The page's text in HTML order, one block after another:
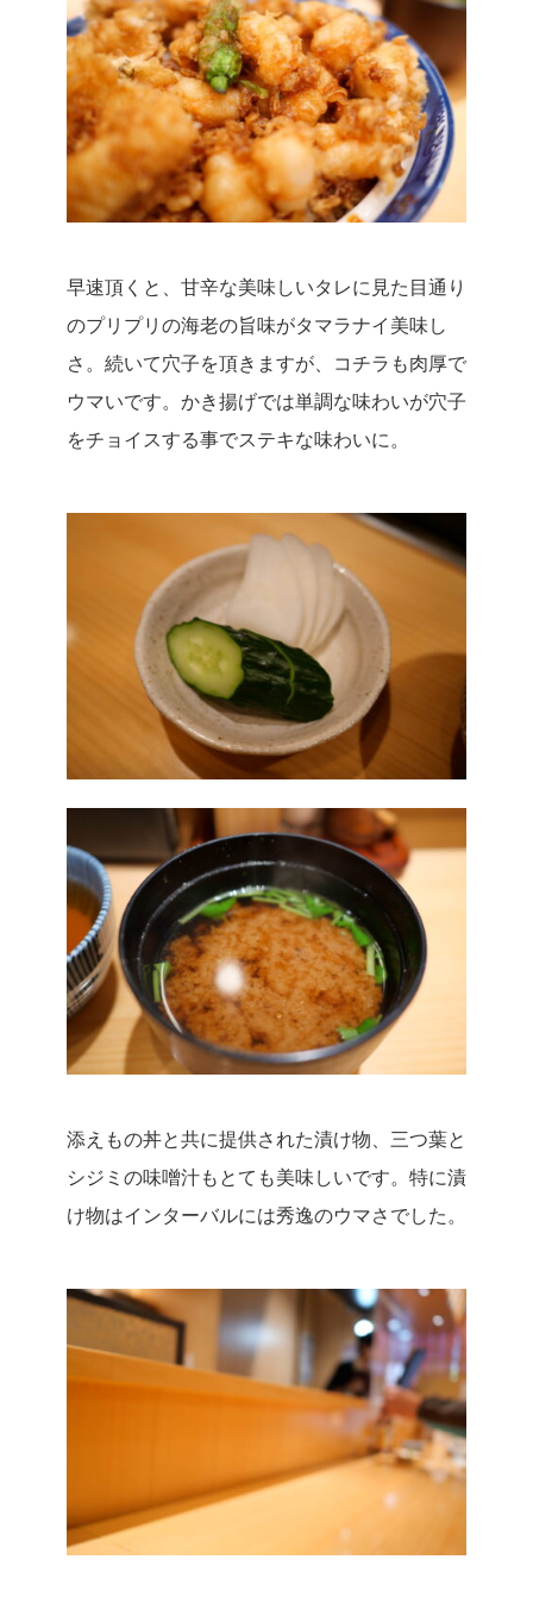
早速頂くと、甘辛な美味しいタレに見た目通り
のプリプリの海老の旨味がタマラナイ美味し
さ。続いて穴子を頂きますが、コチラも肉厚で
ウマいです。かき揚げでは単調な味わいが穴子
をチョイスする事でステキな味わいに。
添えもの丼と共に提供された漬け物、三つ葉と
シジミの味噌汁もとても美味しいです。特に漬
け物はインターバルには秀逸のウマさでした。